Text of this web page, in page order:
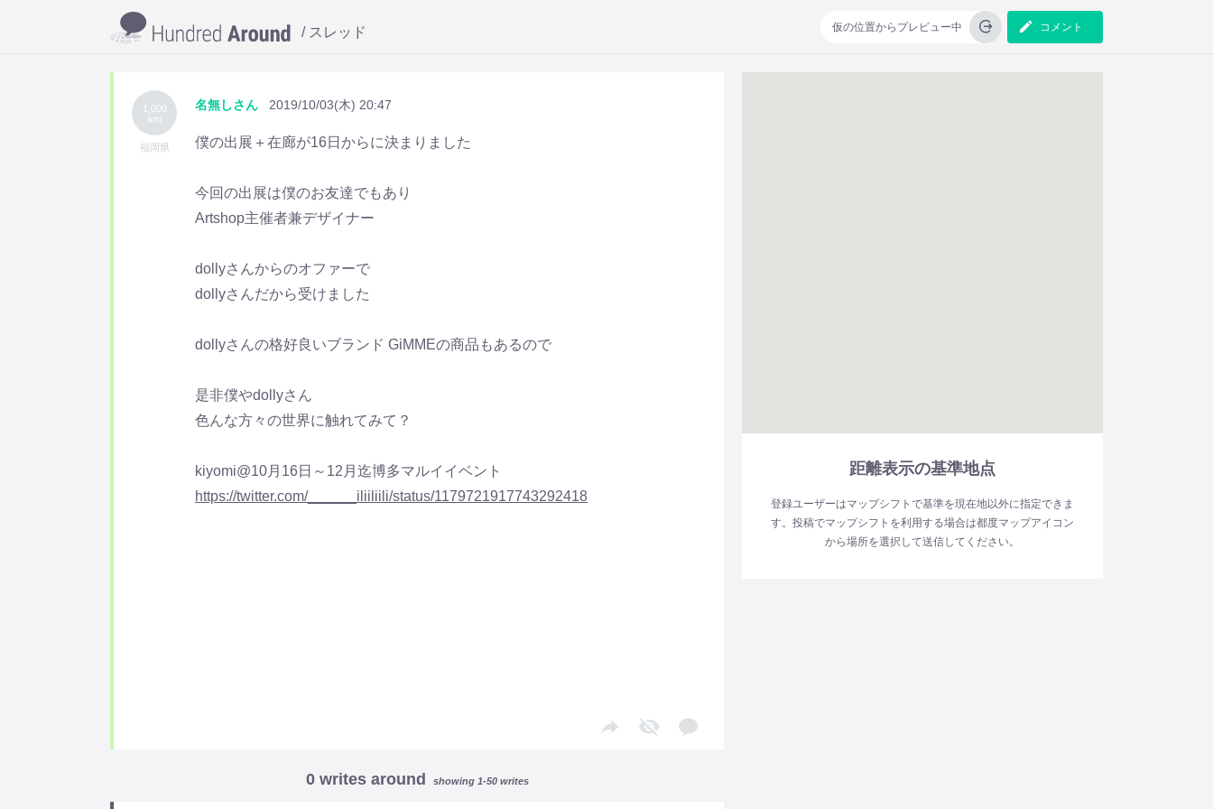
スレッド 仮の位置からプレビュー中 コメント
1,000
km
福岡県
名無しさん 2019/10/03(木) 20:47
僕の出展＋在廊が16日からに決まりました
今回の出展は僕のお友達でもあり
Artshop主催者兼デザイナー
dollyさんからのオファーで
dollyさんだから受けました
dollyさんの格好良いブランド GiMMEの商品もあるので
是非僕やdollyさん
色んな方々の世界に触れてみて？
kiyomi@10月16日～12月迄博多マルイイベント
https://twitter.com/______iliiliili/status/1179721917743292418
0 writes around showing 1-50 writes
距離表示の基準地点
登録ユーザーはマップシフトで基準を現在地以外に指定できま
す。投稿でマップシフトを利用する場合は都度マップアイコン
から場所を選択して送信してください。